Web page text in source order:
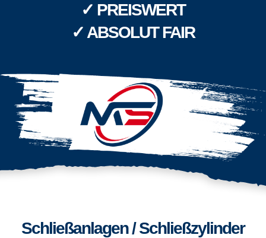
✓ PREISWERT
✓ ABSOLUT FAIR
Schließanlagen / Schließzylinder